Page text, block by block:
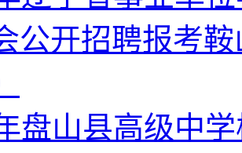
公开招聘报考
盘山县高级中